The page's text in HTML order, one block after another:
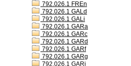
792.026.1 FREn
792.026.1 GALd
792.026.1 GALi
792.026.1 GARa
792.026.1 GARc
792.026.1 GARd
792.026.1 GARf
792.026.1 GARg
792.026.1 GARi